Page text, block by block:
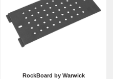
RockBoard by Warwick